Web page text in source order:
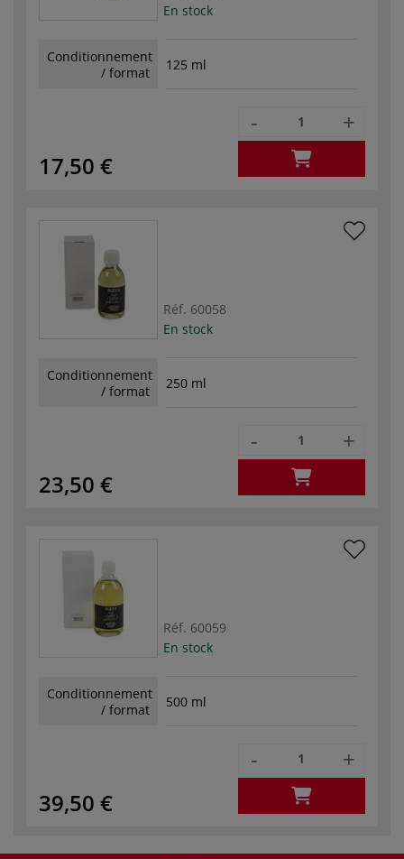
En stock
Conditionnement
/ format
125 ml
17,50 €
- +
Réf. 60058
En stock
Conditionnement
/ format
250 ml
23,50 €
- +
Réf. 60059
En stock
Conditionnement
/ format
500 ml
39,50 €
- +